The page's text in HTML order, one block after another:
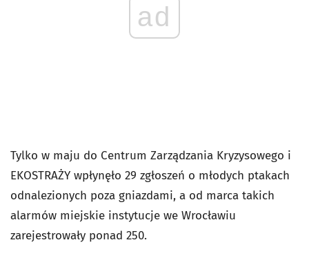
ad
Tylko w maju do Centrum Zarządzania Kryzysowego i
EKOSTRAŻY wpłynęło 29 zgłoszeń o młodych ptakach
odnalezionych poza gniazdami, a od marca takich
alarmów miejskie instytucje we Wrocławiu
zarejestrowały ponad 250.